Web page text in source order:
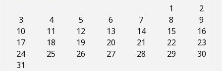
1
2
3
4 5 6 7 8
9
10
11 12 13 14 15
16
17
18 19 20 21 22
23
24
25 26 27 28 29
30
31